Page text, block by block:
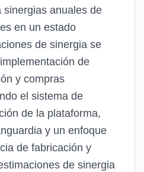
anuales de
en un estado
de sinergia se
de
y compras
el sistema de
de la plataforma,
y un enfoque
de fabricación y
de sinergia